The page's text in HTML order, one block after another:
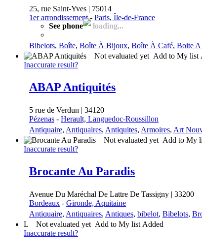
25, rue Saint-Yves | 75014
1er arrondissement- Paris, Île-de-France
See phone
loading...
Bibelots, Boîte, Boîte À Bijoux, Boîte À Café, Boite A
Not evaluated yet Add to My list
Inaccurate result?
ABAP Antiquités
5 rue de Verdun | 34120
Pézenas - Herault, Languedoc-Roussillon
Antiquaire, Antiquaires, Antiquites, Armoires, Art
Not evaluated yet Add to My
Inaccurate result?
Brocante Au Paradis
Avenue Du Maréchal De Lattre De Tassigny | 33200
Bordeaux - Gironde, Aquitaine
Antiquaire, Antiquaires, Antiques, bibelot, Bibelots,
L
Not evaluated yet Add to My list Added
Inaccurate result?